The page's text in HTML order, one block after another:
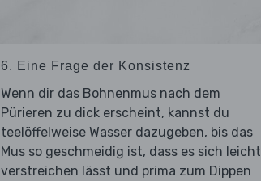
6. Eine Frage der Konsistenz
Wenn dir das Bohnenmus nach dem
Pürieren zu dick erscheint, kannst du
teelöffelweise Wasser dazugeben, bis das
Mus so geschmeidig ist, dass es sich leicht
verstreichen lässt und prima zum Dippen